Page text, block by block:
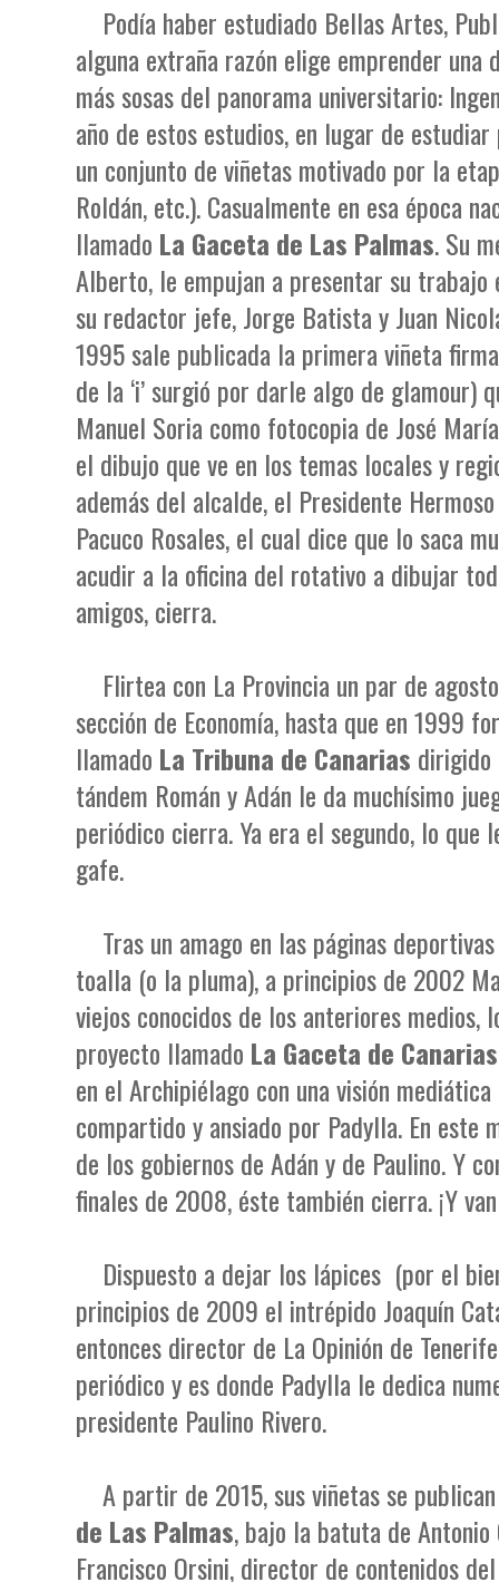
Podía haber estudiado Bellas Artes,
alguna extraña razón elige emprender
más sosas del panorama universitario:
año de estos estudios, en lugar de
un conjunto de viñetas motivado por la
Roldán, etc.). Casualmente en esa época
llamado La Gaceta de Las Palmas. Su
Alberto, le empujan a presentar su
su redactor jefe, Jorge Batista y Juan
1995 sale publicada la primera viñeta
de la ‘i’ surgió por darle algo de glamour)
Manuel Soria como fotocopia de José
el dibujo que ve en los temas locales y
además del alcalde, el Presidente
Pacuco Rosales, el cual dice que lo saca
acudir a la oficina del rotativo a dibujar
amigos, cierra.
Flirtea con La Provincia un par de
sección de Economía, hasta que en 1999
llamado La Tribuna de Canarias dirigido
tándem Román y Adán le da muchísimo
periódico cierra. Ya era el segundo, lo que
gafe.
Tras un amago en las páginas
toalla (o la pluma), a principios de 2002
viejos conocidos de los anteriores
proyecto llamado La Gaceta de Canarias
en el Archipiélago con una visión
compartido y ansiado por Padylla. En este
de los gobiernos de Adán y de Paulino. Y
finales de 2008, éste también cierra. ¡Y
Dispuesto a dejar los lápices (por el
principios de 2009 el intrépido Joaquín
entonces director de La Opinión de
periódico y es donde Padylla le dedica
presidente Paulino Rivero.
A partir de 2015, sus viñetas se
de Las Palmas, bajo la batuta de
Francisco Orsini, director de contenidos